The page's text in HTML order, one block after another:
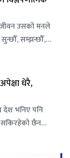
उसको मनले
सुन्छौँ, सम्झन्छौँ,…
धेरै,
देश भनिए पनि
सकिरहेको छैन…